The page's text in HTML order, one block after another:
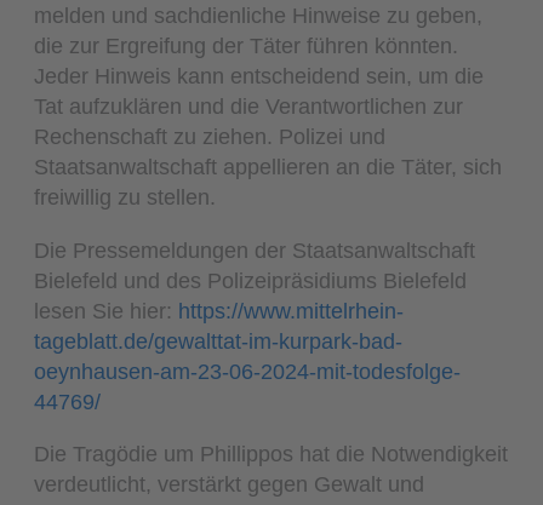
melden und sachdienliche Hinweise zu geben,
die zur Ergreifung der Täter führen könnten.
Jeder Hinweis kann entscheidend sein, um die
Tat aufzuklären und die Verantwortlichen zur
Rechenschaft zu ziehen. Polizei und
Staatsanwaltschaft appellieren an die Täter, sich
freiwillig zu stellen.
Die Pressemeldungen der Staatsanwaltschaft
Bielefeld und des Polizeipräsidiums Bielefeld
lesen Sie hier: https://www.mittelrhein-
tageblatt.de/gewalttat-im-kurpark-bad-
oeynhausen-am-23-06-2024-mit-todesfolge-
44769/
Die Tragödie um Phillippos hat die Notwendigkeit
verdeutlicht, verstärkt gegen Gewalt und